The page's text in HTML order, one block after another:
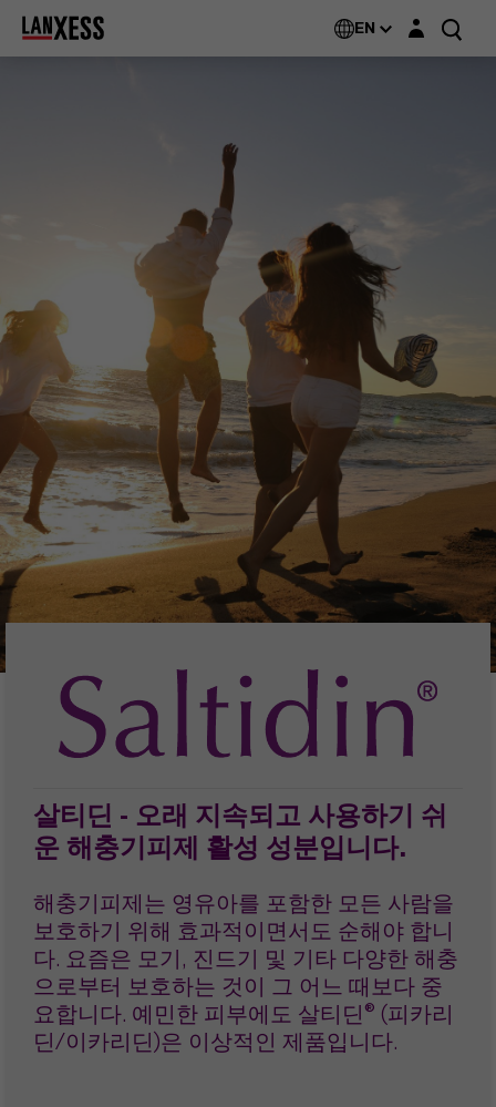
EN Login layer
살티딘 - 오래 지속되고 사용하기 쉬
운 해충기피제 활성 성분입니다.
해충기피제는 영유아를 포함한 모든 사람을
보호하기 위해 효과적이면서도 순해야 합니
다. 요즘은 모기, 진드기 및 기타 다양한 해충
으로부터 보호하는 것이 그 어느 때보다 중
요합니다. 예민한 피부에도 살티딘® (피카리
딘/이카리딘)은 이상적인 제품입니다.